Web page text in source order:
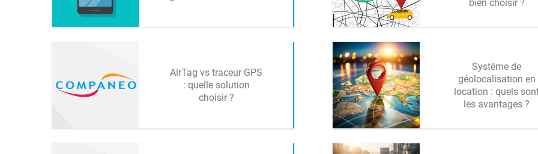
bien choisir ?
AirTag vs traceur GPS
: quelle solution
choisir ?
Système de
géolocalisation en
location : quels
les avantages ?